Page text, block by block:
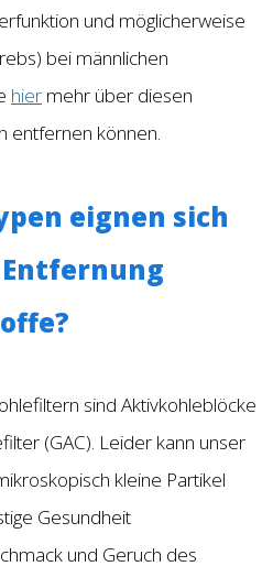
und möglicherweise
bei männlichen
hier mehr über diesen
entfernen können.
eignen sich
sind Aktivkohleblöcke
(GAC). Leider kann unser
kleine Partikel
Gesundheit
und Geruch des